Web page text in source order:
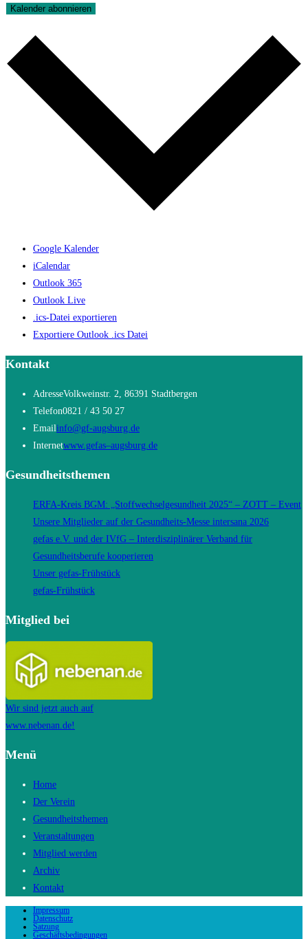
Kalender abonnieren
Google Kalender
iCalendar
Outlook 365
Outlook Live
.ics-Datei exportieren
Exportiere Outlook .ics Datei
Kontakt
AdresseVolkweinstr. 2, 86391 Stadtbergen
Telefon0821 / 43 50 27
Emailinfo@gf-augsburg.deOpens
in
Internetwww.gefas–augsburg.deOpens
Gesundheitsthemen
ERFA-Kreis BGM: „Stoffwechselgesundheit 2025“ – ZOTT – Event
Unsere Mitglieder auf der Gesundheits-Messe intersana 2026
gefas e.V. und der IVfG – Interdisziplinärer Verband für
Gesundheitsberufe kooperieren
Unser gefas-Frühstück
gefas-Frühstück
Mitglied bei
Wir sind jetzt auch auf
www.nebenan.de!
Menü
Home
Der Verein
Gesundheitsthemen
Veranstaltungen
Mitglied werden
Archiv
Kontakt
Impressum
Datenschutz
Satzung
Geschäftsbedingungen